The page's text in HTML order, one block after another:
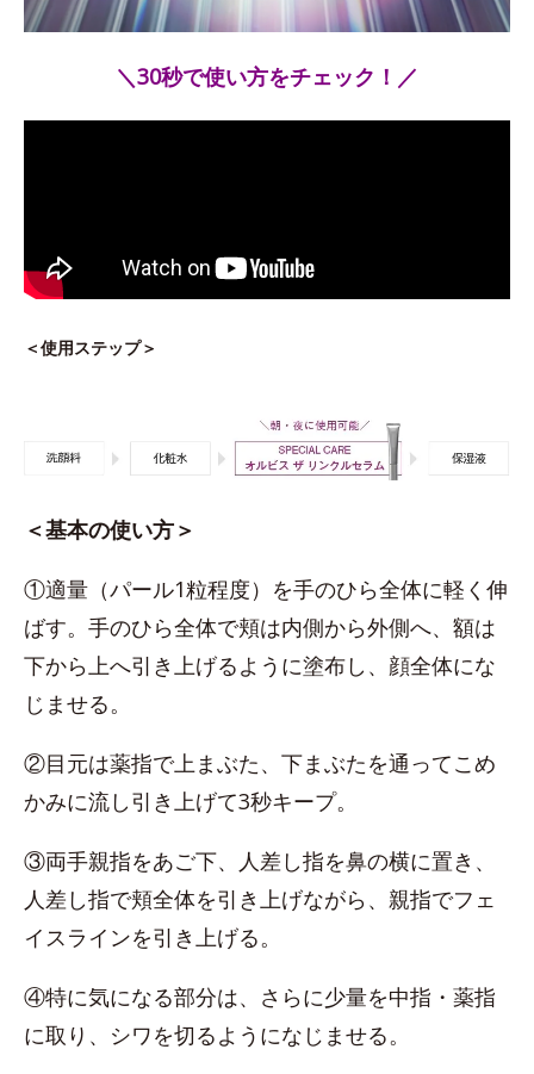
＼30秒で使い方をチェック！／
＜使用ステップ＞
＜基本の使い方＞
①適量（パール1粒程度）を手のひら全体に軽く伸
ばす。手のひら全体で頬は内側から外側へ、額は
下から上へ引き上げるように塗布し、顔全体にな
じませる。
②目元は薬指で上まぶた、下まぶたを通ってこめ
かみに流し引き上げて3秒キープ。
③両手親指をあご下、人差し指を鼻の横に置き、
人差し指で頬全体を引き上げながら、親指でフェ
イスラインを引き上げる。
④特に気になる部分は、さらに少量を中指・薬指
に取り、シワを切るようになじませる。